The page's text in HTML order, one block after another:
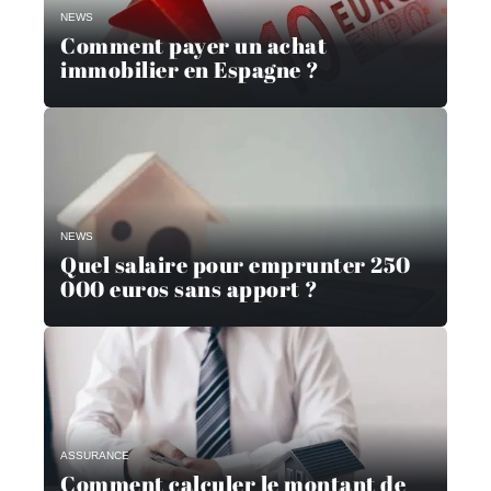
NEWS
Comment payer un achat
immobilier en Espagne ?
NEWS
Quel salaire pour emprunter 250
000 euros sans apport ?
ASSURANCE
Comment calculer le montant de